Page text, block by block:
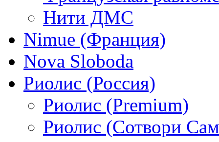
Нити ДМС
Nimue (Франция)
Nova Sloboda
Риолис (Россия)
Риолис (Premium)
Риолис (Сотвори